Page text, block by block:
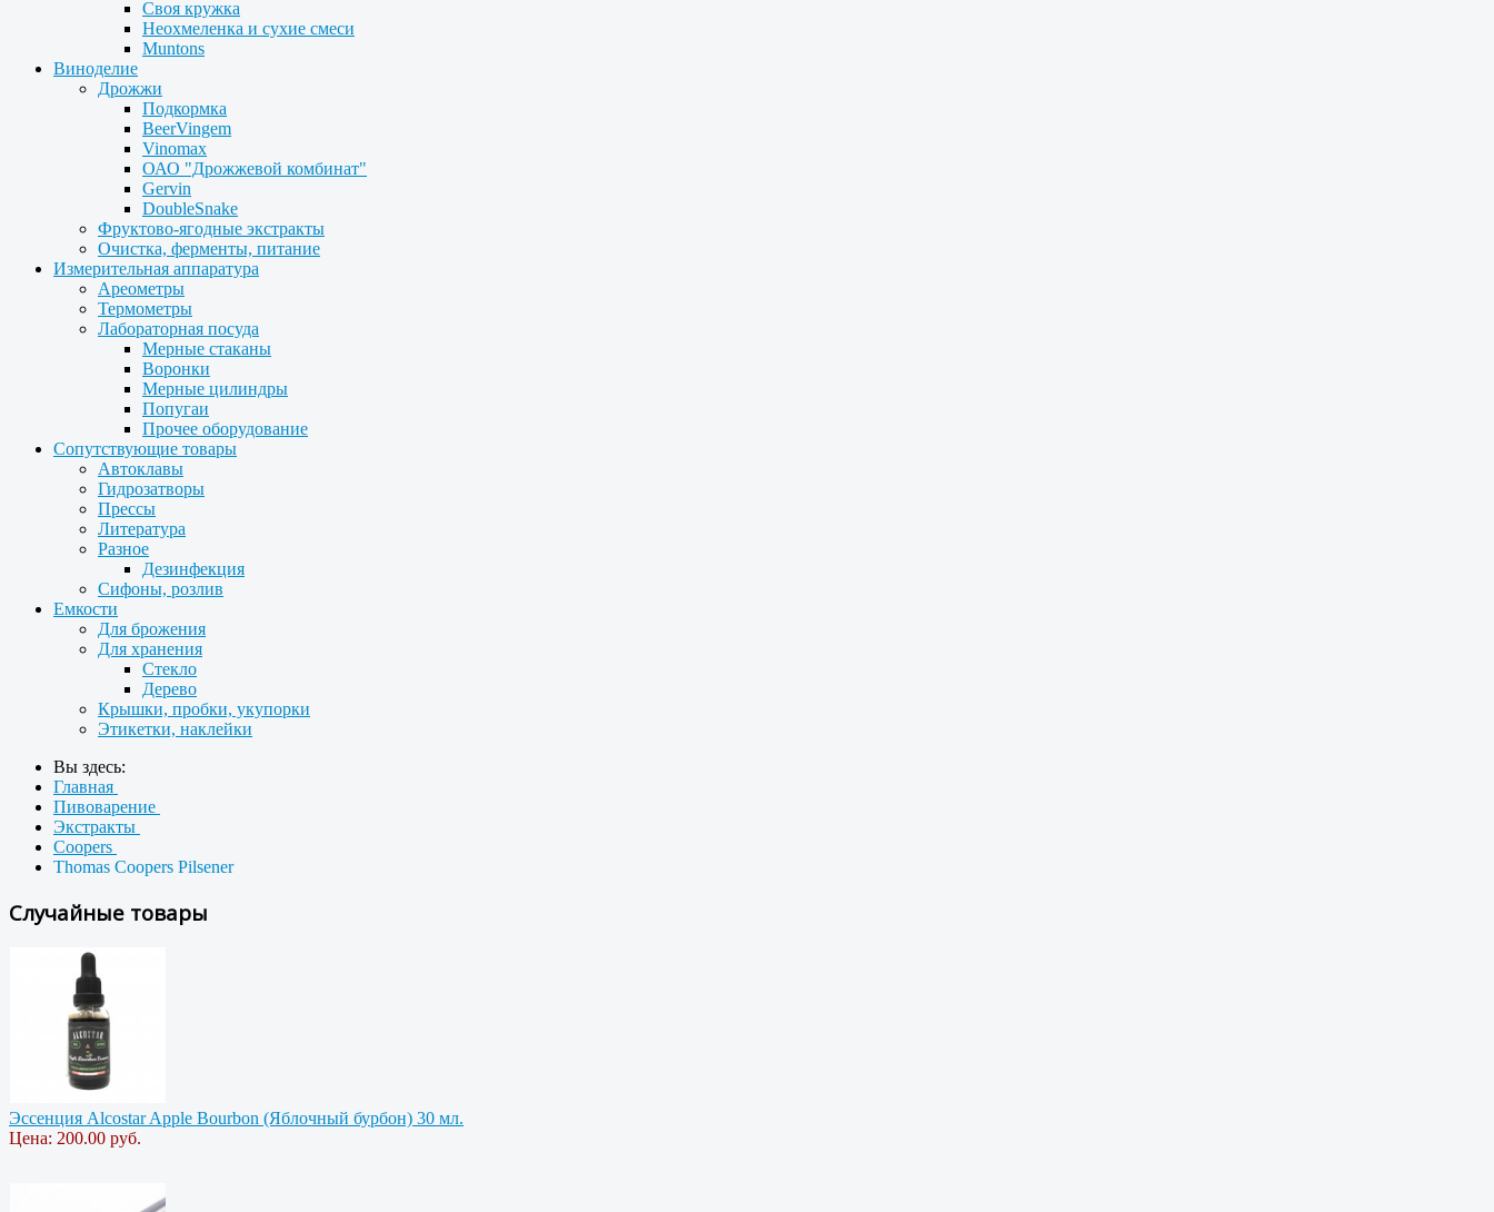
Своя кружка
Неохмеленка и сухие смеси
Muntons
Виноделие
Дрожжи
Подкормка
BeerVingem
Vinomax
ОАО "Дрожжевой комбинат"
Gervin
DoubleSnake
Фруктово-ягодные экстракты
Очистка, ферменты, питание
Измерительная аппаратура
Ареометры
Термометры
Лабораторная посуда
Мерные стаканы
Воронки
Мерные цилиндры
Попугаи
Прочее оборудование
Сопутствующие товары
Автоклавы
Гидрозатворы
Прессы
Литература
Разное
Дезинфекция
Сифоны, розлив
Емкости
Для брожения
Для хранения
Стекло
Дерево
Крышки, пробки, укупорки
Этикетки, наклейки
Вы здесь:
Главная
Пивоварение
Экстракты
Coopers
Thomas Coopers Pilsener
Случайные товары
Эссенция Alcostar Apple Bourbon (Яблочный бурбон) 30 мл.
Цена: 200.00 руб.